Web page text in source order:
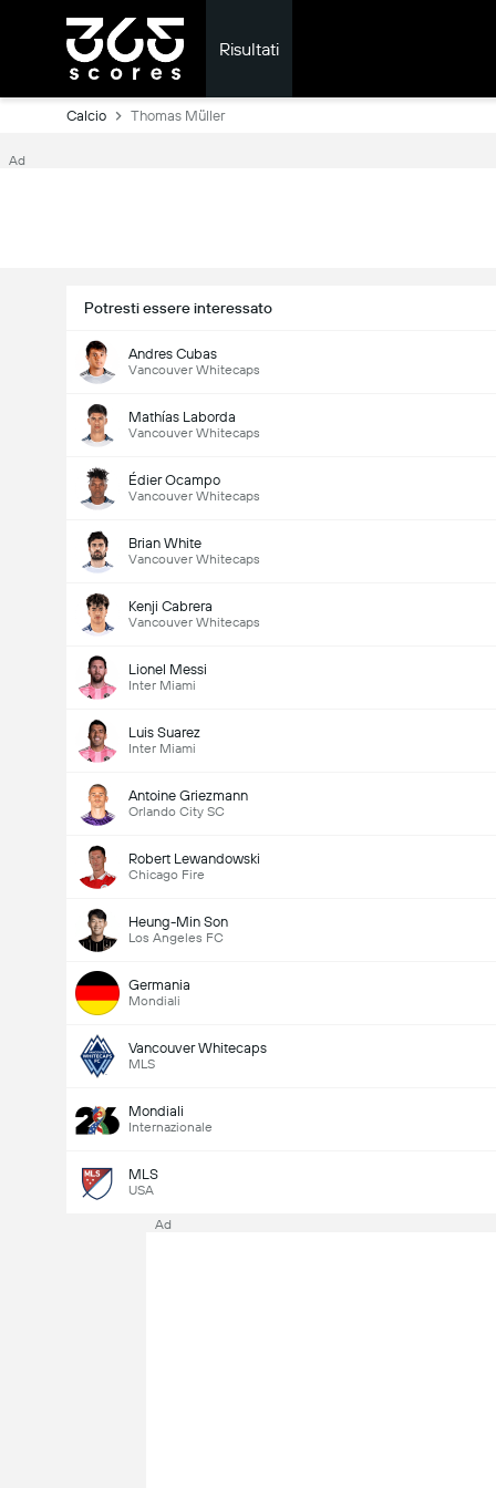
Risultati
Calcio Thomas Müller
Ad
Potresti essere interessato
Andres Cubas
Vancouver Whitecaps
Mathías Laborda
Vancouver Whitecaps
Édier Ocampo
Vancouver Whitecaps
Brian White
Vancouver Whitecaps
Kenji Cabrera
Vancouver Whitecaps
Lionel Messi
Inter Miami
Luis Suarez
Inter Miami
Antoine Griezmann
Orlando City SC
Robert Lewandowski
Chicago Fire
Heung-Min Son
Los Angeles FC
Germania
Mondiali
Vancouver Whitecaps
MLS
Mondiali
Internazionale
MLS
USA
Ad